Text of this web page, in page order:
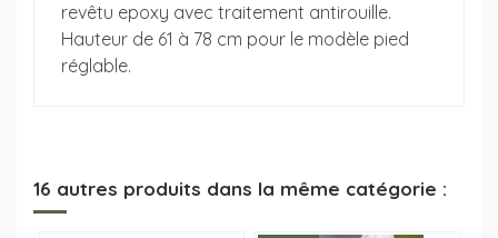
revêtu epoxy avec traitement antirouille.
Hauteur de 61 à 78 cm pour le modèle pied
réglable.
16 autres produits dans la même catégorie :